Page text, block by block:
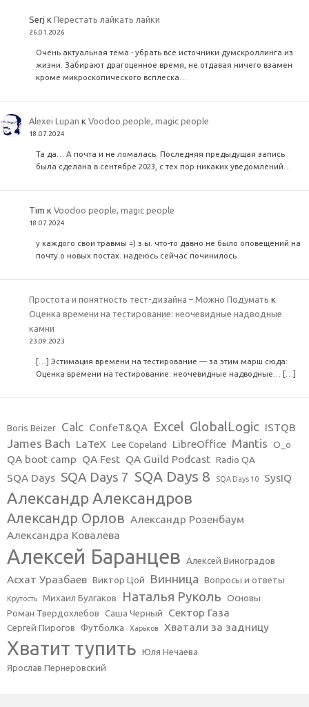
Serj кПерестать лайкать лайки
26.01.2026
Очень актуальная тема - убрать все источники думскроллинга из
жизни. Забирают драгоценное время, не отдавая ничего взамен
кроме микроскопического всплеска…
Alexei Lupan кVoodoo people, magic people
18.07.2024
Та да… А почта и не ломалась. Последняя предыдущая запись
была сделана в сентябре 2023, с тех пор никаких уведомлений…
Tim кVoodoo people, magic people
18.07.2024
у каждого свои травмы =) з.ы. что-то давно не было оповещений на
почту о новых постах. надеюсь сейчас починилось
Простота и понятность тест-дизайна – Можно Подумать к
Оценка времени на тестирование: неочевидные надводные
камни
23.09.2023
[…] Эстимация времени на тестирование — за этим марш сюда:
Оценка времени на тестирование: неочевидные надводные… […]
Boris Beizer Calc ConfeT&QA Excel GlobalLogic ISTQB
James Bach LaTeX Lee Copeland LibreOffice Mantis O_o
QA boot camp QA Fest QA Guild Podcast Radio QA
SQA Days SQA Days 7 SQA Days 8 SQA Days 10 SysIQ
Александр Александров
Александр Орлов Александр Розенбаум
Александра Ковалева
Алексей Баранцев Алексей Виноградов
Асхат Уразбаев Виктор Цой Винница Вопросы и ответы
Крутость Михаил Булгаков Наталья Руколь Основы
Роман Твердохлебов Саша Черный Сектор Газа
Сергей Пирогов Футболка Харьков Хватали за задницу
Хватит тупить Юля Нечаева
Ярослав Пернеровский